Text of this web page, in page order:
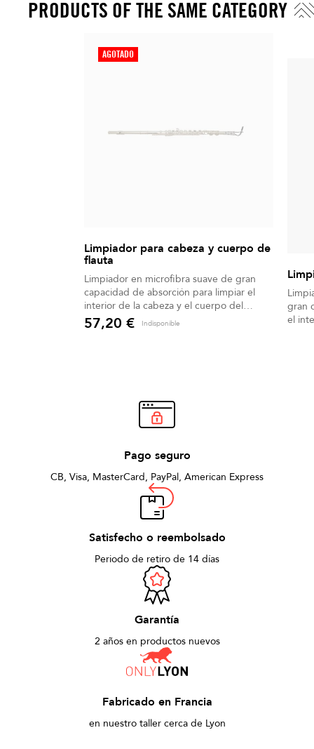
PRODUCTS OF THE SAME CATEGORY
AGOTADO
Limpiador para cabeza y cuerpo de
flauta
Limpiador en microfibra suave de gran
capacidad de absorción para limpiar el
interior de la cabeza y el cuerpo del
instrumento.
Precio
57,20 € Indisponible
gran
el
Pago seguro
CB, Visa, MasterCard, PayPal, American Express
Satisfecho o reembolsado
Periodo de retiro de 14 días
Garantía
2 años en productos nuevos
Fabricado en Francia
en nuestro taller cerca de Lyon